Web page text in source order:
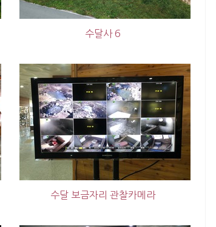
수달사 6
수달 보금자리 관찰카메라